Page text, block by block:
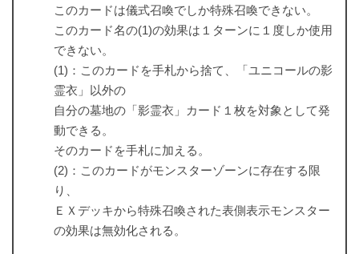
このカードは儀式召喚でしか特殊召喚できない。
このカード名の(1)の効果は１ターンに１度しか使用
できない。
(1)：このカードを手札から捨て、「ユニコールの影
霊衣」以外の
自分の墓地の「影霊衣」カード１枚を対象として発
動できる。
そのカードを手札に加える。
(2)：このカードがモンスターゾーンに存在する限
り、
ＥＸデッキから特殊召喚された表側表示モンスター
の効果は無効化される。